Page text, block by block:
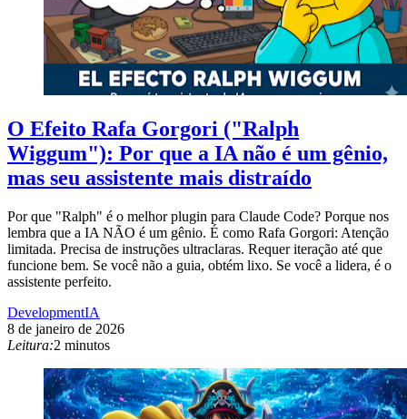
O Efeito Rafa Gorgori ("Ralph
Wiggum"): Por que a IA não é um gênio,
mas seu assistente mais distraído
Por que "Ralph" é o melhor plugin para Claude Code? Porque nos
lembra que a IA NÃO é um gênio. É como Rafa Gorgori: Atenção
limitada. Precisa de instruções ultraclaras. Requer iteração até que
funcione bem. Se você não a guia, obtém lixo. Se você a lidera, é o
assistente perfeito.
DevelopmentIA
8 de janeiro de 2026
Leitura:2 minutos